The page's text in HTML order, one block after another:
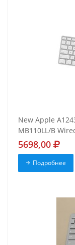
New Apple
MB110LL/B
5698,00
Подробнее